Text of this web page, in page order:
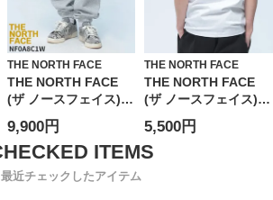
THE NORTH FACE
THE NORTH FACE
(ザ ノースフェイス)
裏起毛 スウェットパ
ンツ ジョガーパンツ
ワンポイント スウェ
ット ボトムス パンツ
NF0A8C1W
9,900円
THE NORTH FACE
THE NORTH FACE
(ザ ノースフェイス) T
シャツ 半袖 バックプ
リント クルーネック
カットソー トップス
5,500円
最近チェックしたアイテム